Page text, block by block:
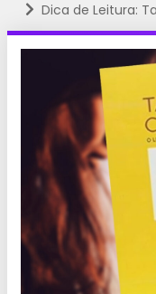
Dica de Leitura: